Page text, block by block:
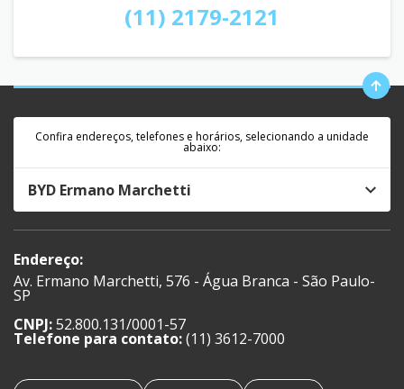
(11) 2179-2121
Confira endereços, telefones e horários, selecionando a unidade
abaixo:
BYD Ermano Marchetti
Endereço:
Av. Ermano Marchetti, 576 - Água Branca - São Paulo-
SP
CNPJ:52.800.131/0001-57
Telefone para contato:(11) 3612-7000